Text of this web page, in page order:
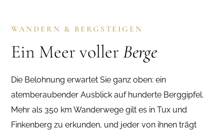
WANDERN & BERGSTEIGEN
Ein Meer vollerBerge
Die Belohnung erwartet Sie ganz oben: ein
atemberaubender Ausblick auf hunderte Berggipfel.
Mehr als 350 km Wanderwege gilt es in Tux und
Finkenberg zu erkunden, und jeder von ihnen trägt